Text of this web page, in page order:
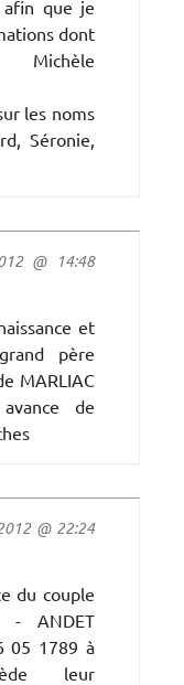
afin que je
dont
les noms
Séronie,
@ 14:48
et
père
MARLIAC
de
@ 22:24
du couple
- ANDET
05 1789 à
leur